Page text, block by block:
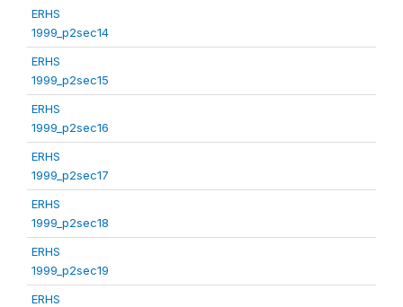
ERHS
1999_p2sec14
ERHS
1999_p2sec15
ERHS
1999_p2sec16
ERHS
1999_p2sec17
ERHS
1999_p2sec18
ERHS
1999_p2sec19
ERHS